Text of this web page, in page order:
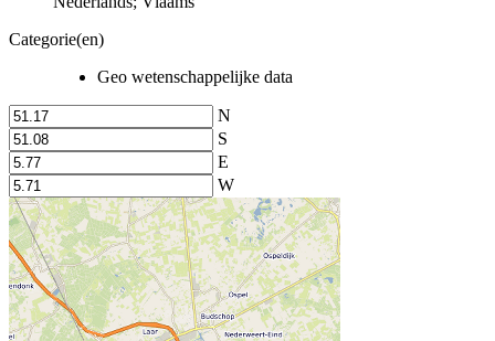
Categorie(en)
Geo wetenschappelijke data
N
S
E
W